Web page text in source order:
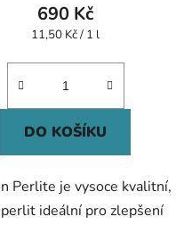
690 Kč
Měrná
11,50 Kč / 1 l
DO KOŠÍKU
Perlite je vysoce kvalitní,
ideální pro zlepšení